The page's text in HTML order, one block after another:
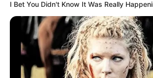
I Bet You Didn't Know It Was Really